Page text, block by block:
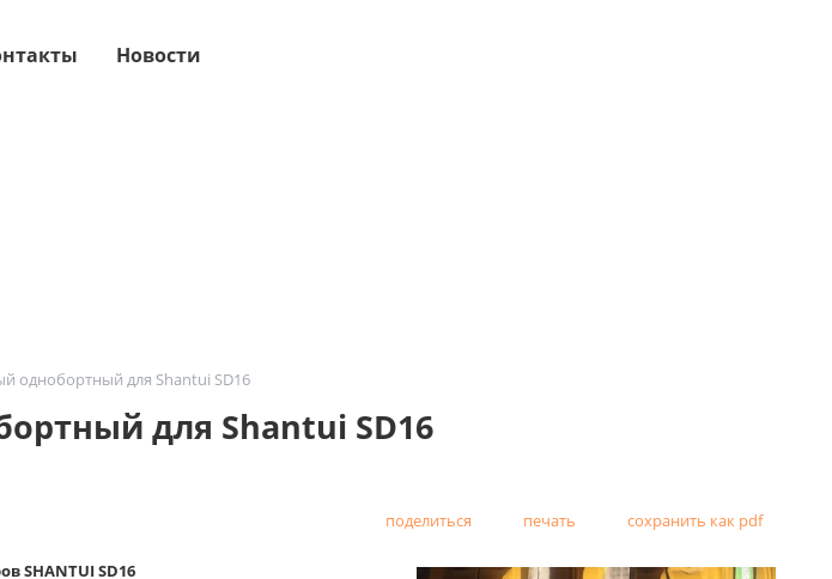
Новости
однобортный для Shantui SD16
для Shantui SD16
поделиться печать сохранить как pdf
SHANTUI SD16